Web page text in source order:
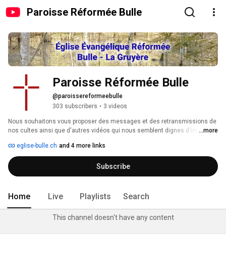
Paroisse Réformée Bulle
Paroisse Réformée Bulle
@paroissereformeebulle
303 subscribers • 3 videos
Nous souhaitons vous proposer des messages et des retransmissions de
nos cultes ainsi que d'autres vidéos qui nous semblent dignes d'intérêt
...more
eglise-bulle.ch and 4 more links
Subscribe
Home Live Playlists Search
This channel doesn't have any content